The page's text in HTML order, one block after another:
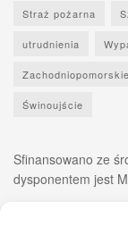
Straż pożarna
utrudnienia
Zachodniopomorskie
Świnoujście
Sfinansowano ze
dysponentem jest